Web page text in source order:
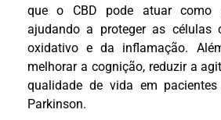
que o CBD pode atuar como
ajudando a proteger as células
oxidativo e da inflamação.
melhorar a cognição, reduzir a
qualidade de vida em
Parkinson.